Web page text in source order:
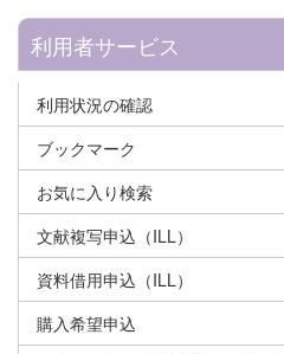
利用者サービス
利用状況の確認
ブックマーク
お気に入り検索
文献複写申込（ILL）
資料借用申込（ILL）
購入希望申込